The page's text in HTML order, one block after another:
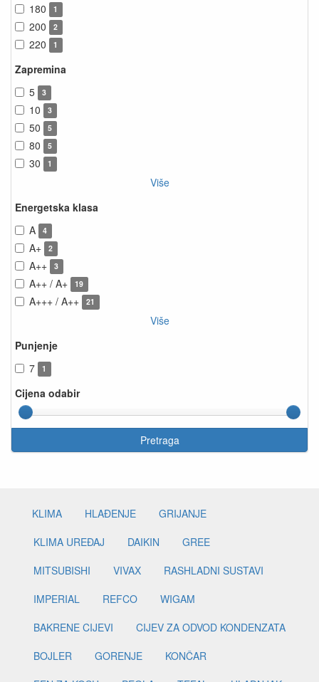
180
1
200 2
220 1
Zapremina
5
3
10 3
50 5
80 5
30 1
Više
Energetska klasa
A
4
A+ 2
A++ 3
A++ / A+ 19
A+++ / A++ 21
Više
Punjenje
7
1
Cijena odabir
Pretraga
KLIMA HLAĐENJE
GRIJANJE
KLIMA UREĐAJ
DAIKIN
GREE
MITSUBISHI
VIVAX
RASHLADNI SUSTAVI
IMPERIAL
REFCO
WIGAM
BAKRENE CIJEVI
CIJEV ZA ODVOD KONDENZATA
BOJLER
GORENJE
KONČAR